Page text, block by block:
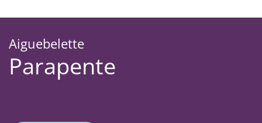
Aiguebelette
Parapente